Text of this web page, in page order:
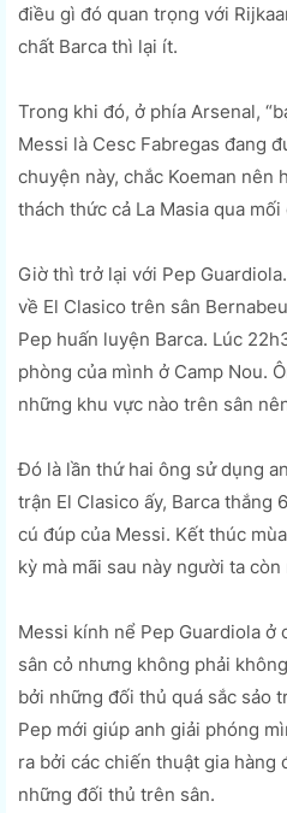
điều gì đó quan trọng với
chất Barca thì lại ít.
Trong khi đó, ở phía Arsenal,
Messi là Cesc Fabregas đang
chuyện này, chắc Koeman nên
thách thức cả La Masia qua
Giờ thì trở lại với Pep
về El Clasico trên sân
Pep huấn luyện Barca. Lúc
phòng của mình ở Camp Nou.
những khu vực nào trên sân
Đó là lần thứ hai ông sử dụng
trận El Clasico ấy, Barca thắng
cú đúp của Messi. Kết thúc
kỳ mà mãi sau này người ta còn
Messi kính nể Pep Guardiola ở
sân cỏ nhưng không phải
bởi những đối thủ quá sắc sảo
Pep mới giúp anh giải phóng
ra bởi các chiến thuật gia hàng
những đối thủ trên sân.